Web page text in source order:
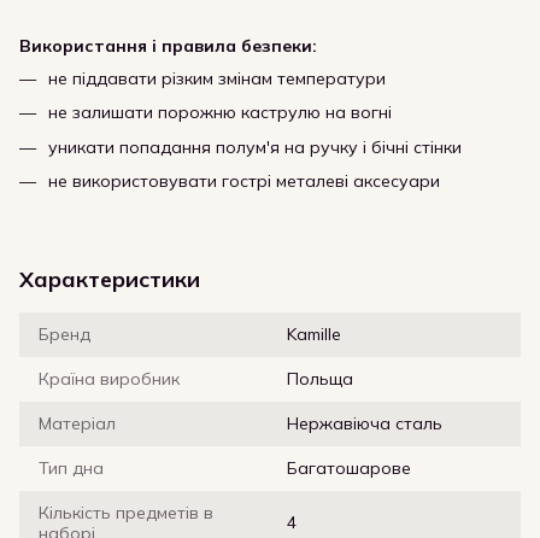
Використання і правила безпеки:
не піддавати різким змінам температури
не залишати порожню каструлю на вогні
уникати попадання полум'я на ручку і бічні стінки
не використовувати гострі металеві аксесуари
Характеристики
Бренд Kamille
Країна виробник Польща
Матеріал Нержавіюча сталь
Тип дна Багатошарове
Кількість предметів в
наборі
4